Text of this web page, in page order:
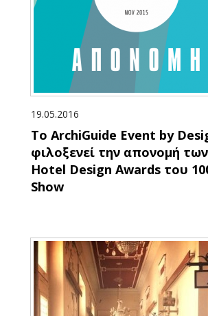
19.05.2016
Το ArchiGuide Event by
φιλοξενεί την απονομή
Hotel Design Awards του
Show